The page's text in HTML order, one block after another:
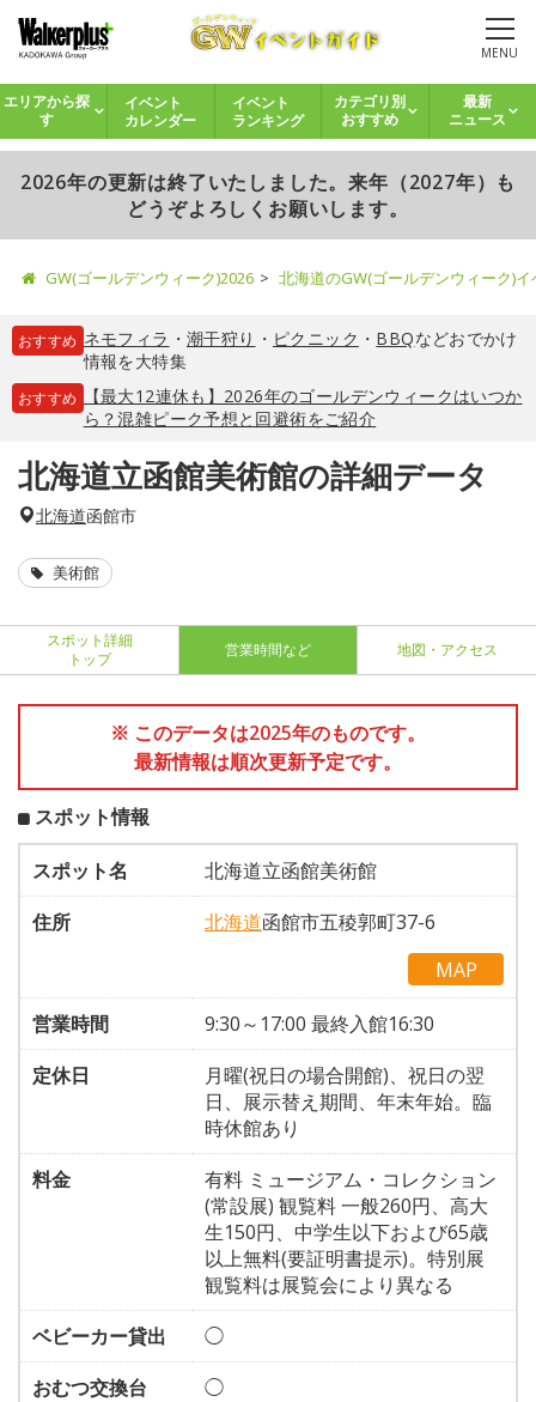
MENU
エリアから探
す
イベント
カレンダー
イベント
ランキング
カテゴリ別
おすすめ
最新
ニュース
2026年の更新は終了いたしました。来年（2027年）も
どうぞよろしくお願いします。
GW(ゴールデンウィーク)2026 北海道のGW(ゴールデンウィーク)
おすすめ ネモフィラ ・ 潮干狩り ・ ピクニック ・ BBQなどおでかけ
情報を大特集
おすすめ
【最大12連休も】2026年のゴールデンウィークはいつか
ら？混雑ピーク予想と回避術をご紹介
北海道立函館美術館の詳細データ
北海道函館市
美術館
スポット詳細
トップ
営業時間など 地図・アクセス
※ このデータは2025年のものです。
最新情報は順次更新予定です。
スポット情報
スポット名
北海道立函館美術館
住所
北海道函館市五稜郭町37-6
MAP
営業時間
9:30～17:00 最終入館16:30
定休日
月曜(祝日の場合開館)、祝日の翌
日、展示替え期間、年末年始。臨
時休館あり
料金
有料 ミュージアム・コレクション
(常設展) 観覧料 一般260円、高大
生150円、中学生以下および65歳
以上無料(要証明書提示)。特別展
観覧料は展覧会により異なる
ベビーカー貸出
◯
おむつ交換台
◯